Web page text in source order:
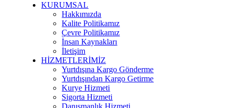
KURUMSAL
Hakkımızda
Kalite Politikamız
Çevre Politikamız
İnsan Kaynakları
İletişim
HİZMETLERİMİZ
Yurtdışına Kargo Gönderme
Yurtdışından Kargo Getirme
Kurye Hizmeti
Sigorta Hizmeti
Danışmanlık Hizmeti